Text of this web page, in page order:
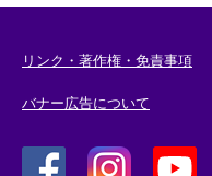
リンク・著作権・免責事項
バナー広告について